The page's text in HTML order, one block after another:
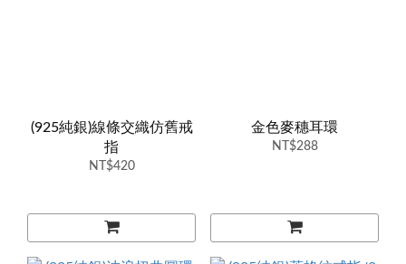
(925純銀)線條交織仿舊戒
指
NT$420
金色麥穗耳環
NT$288